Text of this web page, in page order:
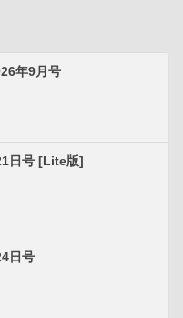
年9月号
日号 [Lite版]
日号